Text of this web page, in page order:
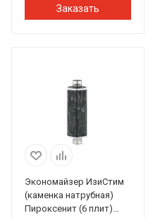
Заказать
Экономайзер ИзиСтим
(каменка натрубная)
Пироксенит (6 плит)